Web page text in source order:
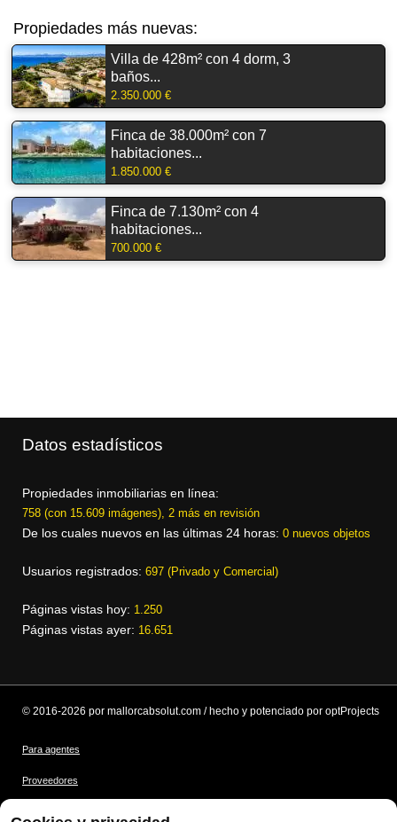
Propiedades más nuevas:
Villa de 428m² con 4 dorm, 3
baños...
2.350.000 €
Finca de 38.000m² con 7
habitaciones...
1.850.000 €
Finca de 7.130m² con 4
habitaciones...
700.000 €
Datos estadísticos
Propiedades inmobiliarias en línea:
758 (con 15.609 imágenes), 2 más en revisión
De los cuales nuevos en las últimas 24 horas: 0 nuevos objetos
Usuarios registrados: 697 (Privado y Comercial)
Páginas vistas hoy: 1.250
Páginas vistas ayer: 16.651
© 2016-2026 por mallorcabsolut.com / hecho y potenciado por optProjects
Para agentes
Proveedores